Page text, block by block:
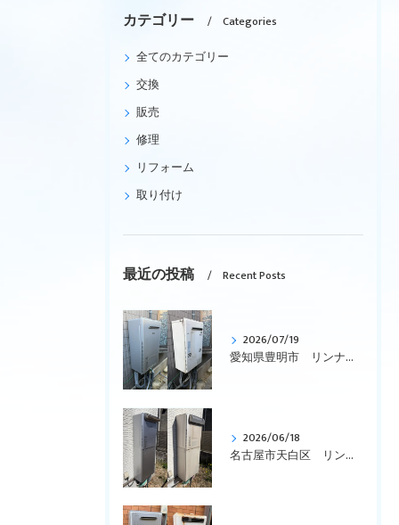
カテゴリー
Categories
全てのカテゴリー
交換
販売
修理
リフォーム
取り付け
最近の投稿 Recent Posts
2026/07/19
愛知県豊明市 リンナイ、ガス給湯暖房用熱源機、エコジョーズ、壁掛型「RUFH-K2403AW2-3(A)」から「RUFH-E2407SAW(A)」への交換です
2026/06/18
名古屋市天白区 リンナイ、エコジョーズ、ガス給湯暖房用熱源機、コンパクトタイプ「RVD-E2401SAW2-1」を「RVD-E2405SAW2-1(C)」へ取替えです。